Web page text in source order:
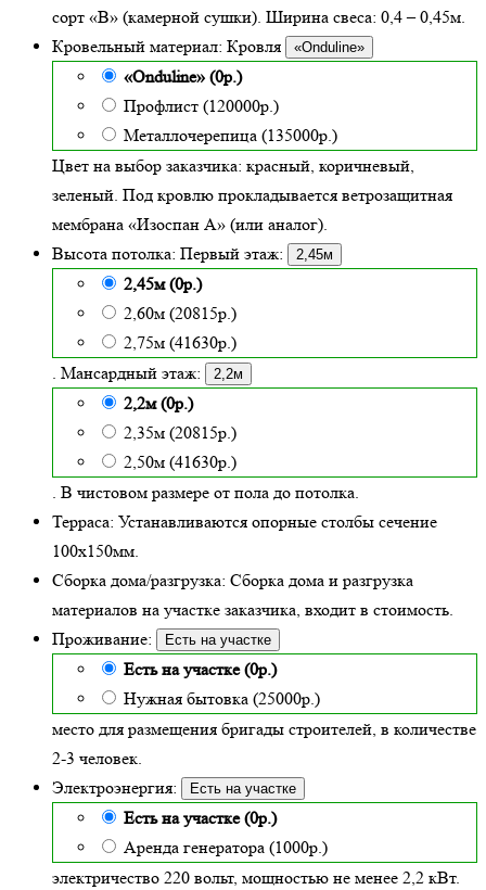
сорт «В» (камерной сушки). Ширина свеса: 0,4 – 0,45м.
Кровельный материал: Кровля «Onduline»
«Onduline» (0р.)
Профлист (120000р.)
Металлочерепица (135000р.)
Цвет на выбор заказчика: красный, коричневый,
зеленый. Под кровлю прокладывается ветрозащитная
мембрана «Изоспан А» (или аналог).
Высота потолка: Первый этаж: 2,45м
2,45м (0р.)
2,60м (20815р.)
2,75м (41630р.)
. Мансардный этаж:
2,2м
2,2м (0р.)
2,35м (20815р.)
2,50м (41630р.)
. В чистовом размере от пола до потолка.
Терраса: Устанавливаются опорные столбы сечение
100х150мм.
Сборка дома/разгрузка: Сборка дома и разгрузка
материалов на участке заказчика, входит в стоимость.
Проживание:
Есть на участке
Есть на участке (0р.)
Нужная бытовка (25000р.)
место для размещения бригады строителей, в количестве
2-3 человек.
Электроэнергия:
Есть на участке
Есть на участке (0р.)
Аренда генератора (1000р.)
электричество 220 вольт, мощностью не менее 2,2 кВт.